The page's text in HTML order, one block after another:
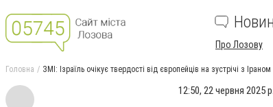
Про Лозову
Головна ЗМІ: Ізраїль очікує твердості від європейців на зустрічі з
12:50, 22 червня 2025 р.